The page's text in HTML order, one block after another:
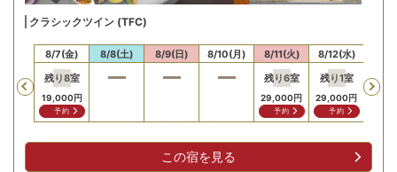
クラシックツイン (TFC)
Previous
8/7(金)
残り8室
19,000円
予約
8/8(土) 8/9(日) 8/10(月)
8/11(火)
残り6室
29,000円
予約
8/12(水)
残り1室
29,000円
予約
残り
この宿を見る